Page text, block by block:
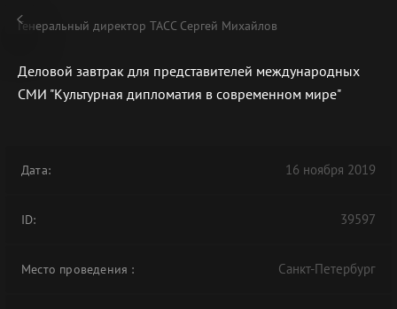
Генеральный директор ТАСС Сергей Михайлов
Деловой завтрак для представителей международных
СМИ "Культурная дипломатия в современном мире"
Дата: 16 ноября 2019
ID: 39597
Место проведения : Санкт-Петербург